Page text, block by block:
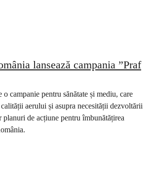
lansează campania ”Praf
o campanie pentru sănătate și mediu, care
calității aerului și asupra necesității dezvoltării
de acțiune pentru îmbunătățirea